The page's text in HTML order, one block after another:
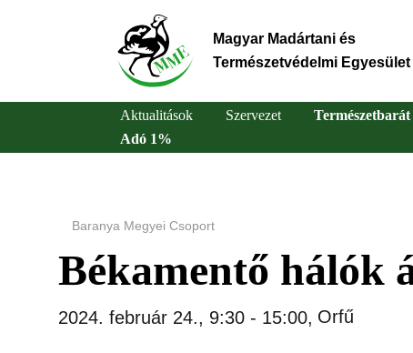
Magyar Madártani és
Természetvédelmi Egyesület
Main
Aktualitások Szervezet Természetbarát
Adó 1%
Baranya Megyei Csoport
Békamentő hálók
2024. február 24., 9:30 - 15:00, Orfű